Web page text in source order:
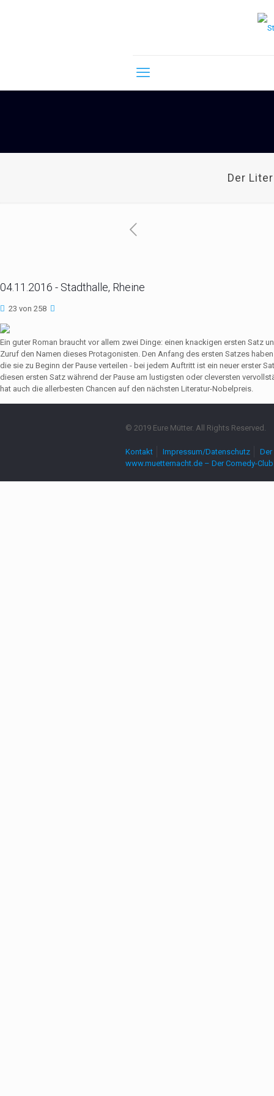
Der
04.11.2016 - Stadthalle, Rheine
23 von 258
Ein guter Roman braucht vor allem zwei Dinge: einen knackigen ersten Satz
Zuruf den Namen dieses Protagonisten. Den Anfang des ersten Satzes
die sie zu Beginn der Pause verteilen - bei jedem Auftritt ist ein neuer erster
diesen ersten Satz während der Pause am lustigsten oder cleversten
hat auch die allerbesten Chancen auf den nächsten Literatur-Nobelpreis.
© 2019 Eure Mütter. All Rights Reserved.
Kontakt Impressum/Datenschutz
www.muetternacht.de – Der Comedy-Club